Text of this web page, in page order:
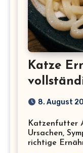
Katze
eine
8. August
Katzenfutter
Ursachen,
richtige